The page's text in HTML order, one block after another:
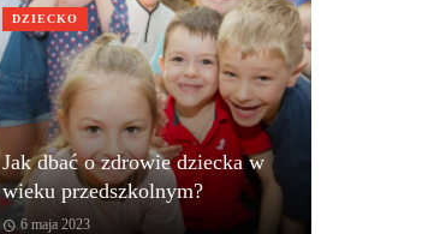
Jak dbać o zdrowie dziecka w
wieku przedszkolnym?
6 maja 2023
DZIECKO